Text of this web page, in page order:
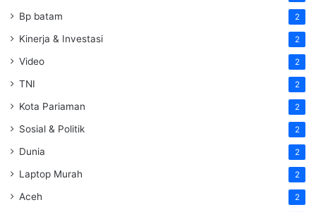
Bp batam 2
Kinerja & Investasi 2
Video 2
TNI 2
Kota Pariaman 2
Sosial & Politik 2
Dunia 2
Laptop Murah 2
Aceh 2